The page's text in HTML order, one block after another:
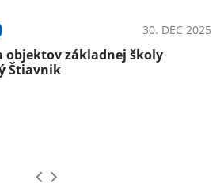
30. DEC 2025
objektov základnej školy
Štiavnik